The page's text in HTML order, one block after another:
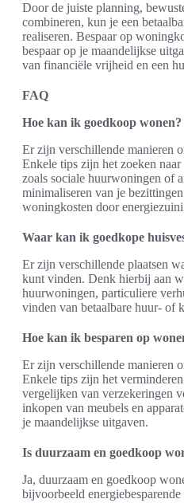
Door de juiste planning,
combineren, kun je een
realiseren. Bespaar op
bespaar op je maandelijkse
van financiële vrijheid en een
FAQ
Hoe kan ik goedkoop wonen?
Er zijn verschillende manieren
Enkele tips zijn het zoeken
zoals sociale huurwoningen of
minimaliseren van je
woningkosten door
Waar kan ik goedkope
Er zijn verschillende plaatsen
kunt vinden. Denk hierbij aan
huurwoningen, particuliere
vinden van betaalbare huur- of
Hoe kan ik besparen op
Er zijn verschillende manieren
Enkele tips zijn het
vergelijken van verzekeringen
inkopen van meubels en
je maandelijkse uitgaven.
Is duurzaam en goedkoop
Ja, duurzaam en goedkoop
bijvoorbeeld